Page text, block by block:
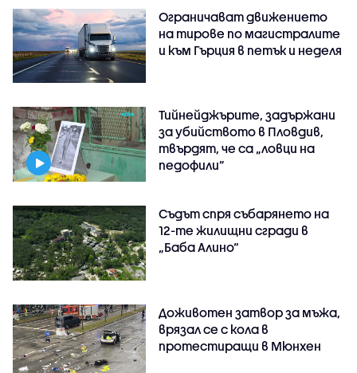
Ограничават движението
на тирове по магистралите
и към Гърция в петък и неделя
Тийнейджърите, задържани
за убийството в Пловдив,
твърдят, че са „ловци на
педофили”
Съдът спря събарянето на
12-те жилищни сгради в
„Баба Алино“
Доживотен затвор за мъжа,
врязал се с кола в
протестиращи в Мюнхен